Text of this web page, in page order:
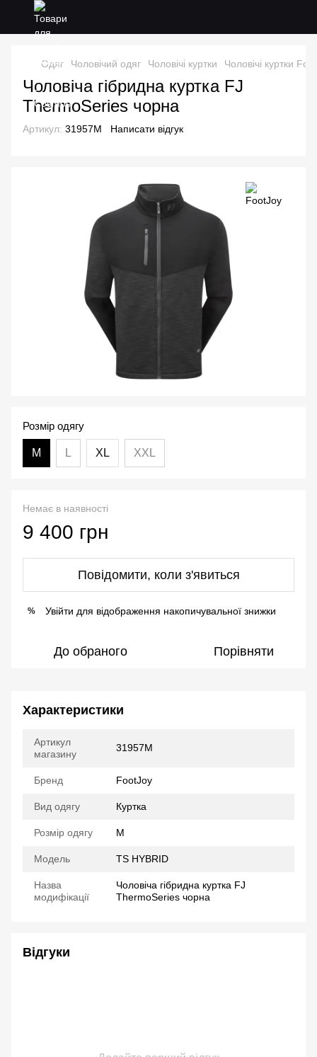
Одяг Чоловічий одяг Чоловічі куртки Чоловічі куртки
Чоловіча гібридна куртка FJ
ThermoSeries чорна
Артикул: 31957M Написати відгук
Розмір одягу
M L XL XXL
Немає в наявності
9 400 грн
Повідомити, коли з'явиться
% Увійти для відображення накопичувальної знижки
До обраного Порівняти
Характеристики
Артикул
магазину
31957M
Бренд FootJoy
Вид одягу Куртка
Розмір одягу M
Модель TS HYBRID
Назва
модифікації
Чоловіча гібридна куртка FJ
ThermoSeries чорна
Відгуки